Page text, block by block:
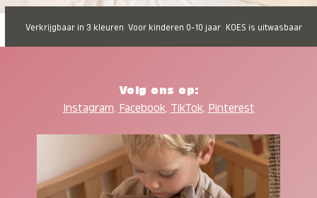
Verkrijgbaar in 3 kleuren Voor kinderen 0-10 jaar KOES is uitwasbaar
Volg ons op:
Instagram, Facebook, TikTok, Pinterest